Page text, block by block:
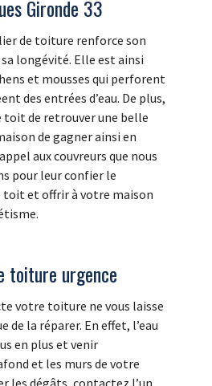
Gironde 33
de toiture renforce son
longévité. Elle est ainsi
et mousses qui perforent
des entrées d’eau. De plus,
toit de retrouver une belle
de gagner ainsi en
aux couvreurs que nous
pour leur confier le
toit et offrir à votre maison
toiture urgence
votre toiture ne vous laisse
de la réparer. En effet, l’eau
en plus et venir
et les murs de votre